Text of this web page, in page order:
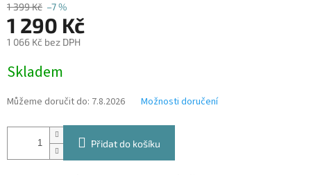
1 399 Kč –7 %
1 290 Kč
1 066 Kč bez DPH
cena:
Skladem
Můžeme doručit do: 7.8.2026 Možnosti doručení
Přidat do košíku